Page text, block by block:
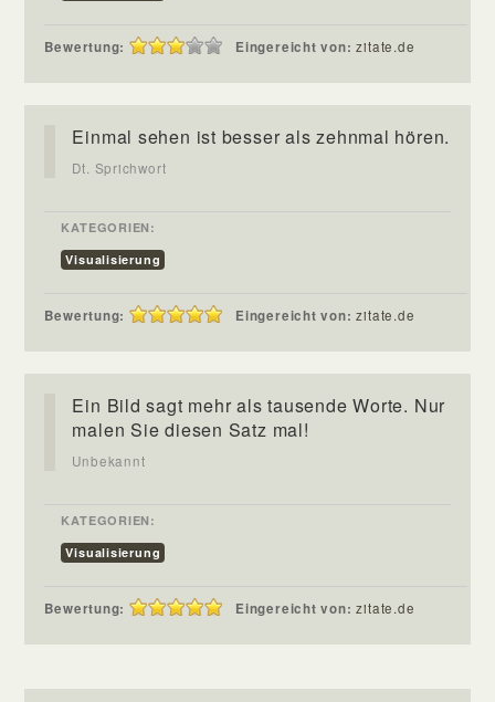
Bewertung: Eingereicht von:zitate.de
Einmal sehen ist besser als zehnmal hören.
Dt. Sprichwort
KATEGORIEN:
Visualisierung
Bewertung: Eingereicht von:zitate.de
Ein Bild sagt mehr als tausende Worte. Nur
malen Sie diesen Satz mal!
Unbekannt
KATEGORIEN:
Visualisierung
Bewertung: Eingereicht von:zitate.de